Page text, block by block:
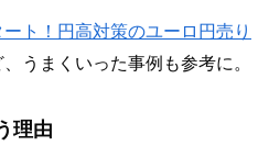
ト！円高対策のユーロ円売り
、うまくいった事例も参考に。
理由